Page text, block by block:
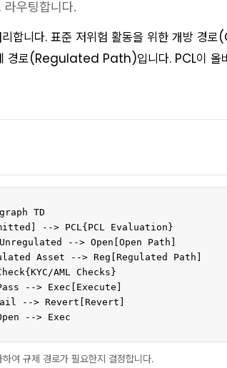
우팅합니다.
합니다. 표준 저위험 활동을 위한 개방 경
경로(Regulated Path)입니다. PCL이 올
graph TD
--> PCL{PCL Evaluation}
--> Open[Open Path]
Asset --> Reg[Regulated Path]
AML Checks}
--> Exec[Execute]
--> Revert[Revert]
--> Exec
여 규제 경로가 필요한지 결정합니다.